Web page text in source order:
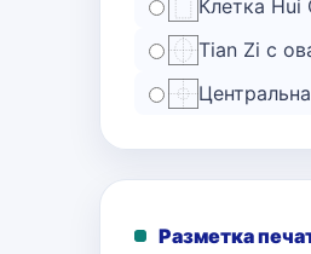
Клетка Hui
Tian Zi с
Разметка